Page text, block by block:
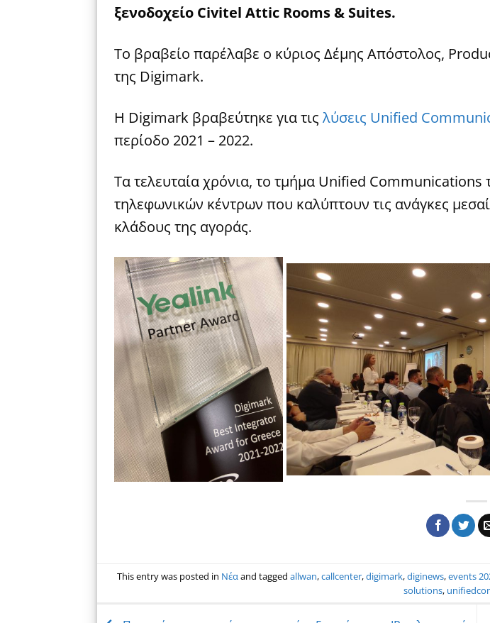
ξενοδοχείο Civitel Attic Rooms & Suites.
Το βραβείο παρέλαβε ο κύριος Δέμης Απόστολος,
της Digimark.
Η Digimark βραβεύτηκε για τις λύσεις Unified
περίοδο 2021 – 2022.
Τα τελευταία χρόνια, το τμήμα Unified Communications
τηλεφωνικών κέντρων που καλύπτουν τις ανάγκες
κλάδους της αγοράς.
This entry was posted in Νέαand tagged allwan,callcenter,digimark,diginews,events
solutions,